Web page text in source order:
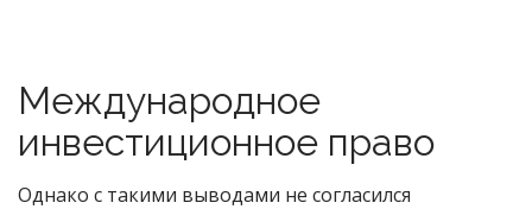
Международное
инвестиционное право
Однако с такими выводами не согласился